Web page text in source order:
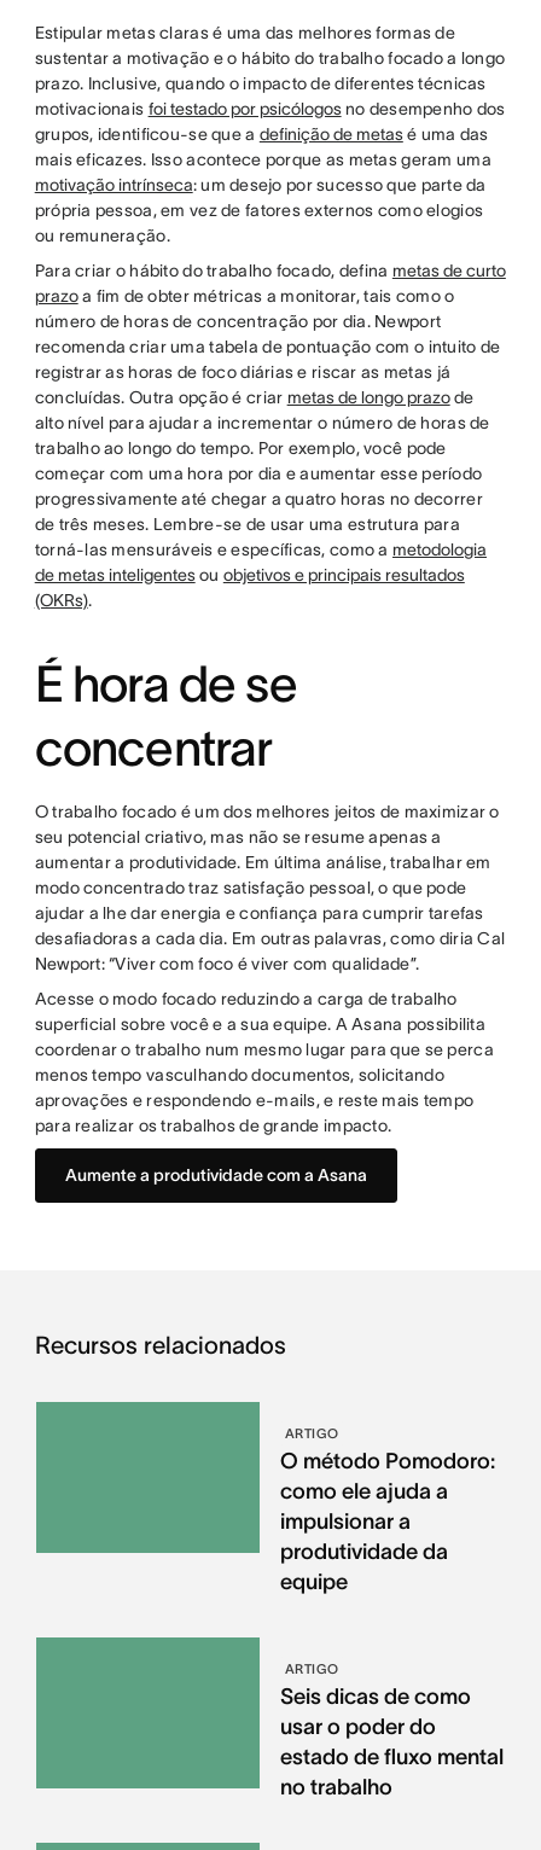
Estipular metas claras é uma das melhores formas de
sustentar a motivação e o hábito do trabalho focado a longo
prazo. Inclusive, quando o impacto de diferentes técnicas
motivacionais foi testado por psicólogosno desempenho dos
grupos, identificou-se que a definição de metasé uma das
mais eficazes. Isso acontece porque as metas geram uma
motivação intrínseca: um desejo por sucesso que parte da
própria pessoa, em vez de fatores externos como elogios
ou remuneração.
Para criar o hábito do trabalho focado, defina metas de curto
prazoa fim de obter métricas a monitorar, tais como o
número de horas de concentração por dia. Newport
recomenda criar uma tabela de pontuação com o intuito de
registrar as horas de foco diárias e riscar as metas já
concluídas. Outra opção é criar metas de longo prazode
alto nível para ajudar a incrementar o número de horas de
trabalho ao longo do tempo. Por exemplo, você pode
começar com uma hora por dia e aumentar esse período
progressivamente até chegar a quatro horas no decorrer
de três meses. Lembre-se de usar uma estrutura para
torná-las mensuráveis e específicas, como a metodologia
de metas inteligentesou objetivos e principais resultados
(OKRs).
É hora de se
concentrar
O trabalho focado é um dos melhores jeitos de maximizar o
seu potencial criativo, mas não se resume apenas a
aumentar a produtividade. Em última análise, trabalhar em
modo concentrado traz satisfação pessoal, o que pode
ajudar a lhe dar energia e confiança para cumprir tarefas
desafiadoras a cada dia. Em outras palavras, como diria Cal
Newport: “Viver com foco é viver com qualidade”.
Acesse o modo focado reduzindo a carga de trabalho
superficial sobre você e a sua equipe. A Asana possibilita
coordenar o trabalho num mesmo lugar para que se perca
menos tempo vasculhando documentos, solicitando
aprovações e respondendo e-mails, e reste mais tempo
para realizar os trabalhos de grande impacto.
Aumente a produtividade com a Asana
Recursos relacionados
ARTIGO
O método Pomodoro:
como ele ajuda a
impulsionar a
produtividade da
equipe
ARTIGO
Seis dicas de como
usar o poder do
estado de fluxo mental
no trabalho